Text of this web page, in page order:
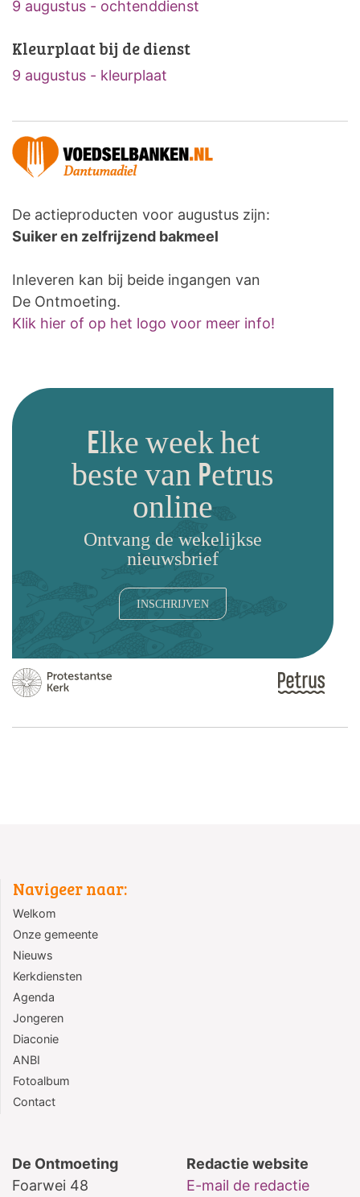
9 augustus - ochtenddienst
Kleurplaat bij de dienst
9 augustus - kleurplaat
De actieproducten voor augustus zijn:
Suiker en zelfrijzend bakmeel
Inleveren kan bij beide ingangen van
De Ontmoeting.
Klik hier of op het logo voor meer info!
Elke week het
beste van Petrus
online
Ontvang de wekelijkse
nieuwsbrief
INSCHRIJVEN
Navigeer naar:
Welkom
Onze gemeente
Nieuws
Kerkdiensten
Agenda
Jongeren
Diaconie
ANBI
Fotoalbum
Contact
De Ontmoeting
Foarwei 48
Redactie website
E-mail de redactie